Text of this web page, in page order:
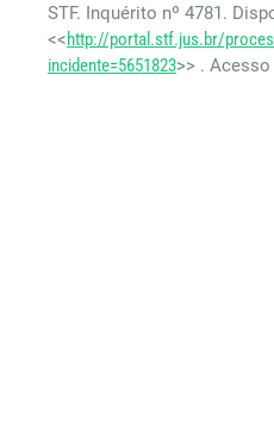
STF. Inquérito nº 4781.
<<http://portal.stf.jus.br/
incidente=5651823>> .